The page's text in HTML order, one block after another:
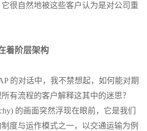
很自然地被这些客户认为是对公司重
着阶层架构
的对话中，我不禁想起，如何能对期
有流程的客户解释这其中的迷思？
的画面突然浮现在眼前，它是我们
度与运作模式之一，以交通运输为例